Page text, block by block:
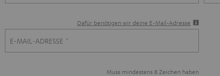
g
Dafür benötigen wir deine E-Mail-Adresse
E-MAIL-ADRESSE
Muss mindestens 8 Zeichen haben